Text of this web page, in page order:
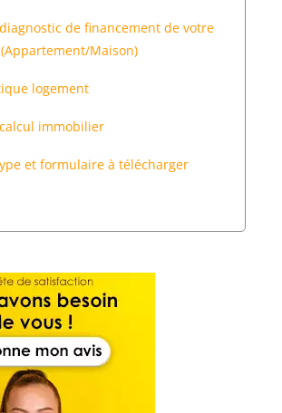
de financement de votre
Maison)
logement
immobilier
et formulaire à télécharger